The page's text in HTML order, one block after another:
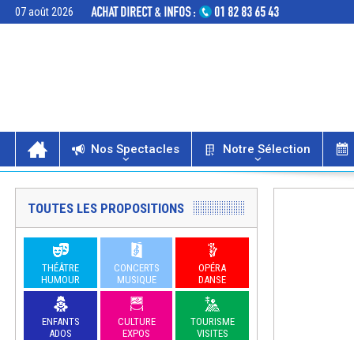
07 août 2026
Nos Spectacles Notre Sélection
TOUTES LES PROPOSITIONS
THÉÂTRE
HUMOUR
CONCERTS
MUSIQUE
OPÉRA
DANSE
ENFANTS
ADOS
CULTURE
EXPOS
TOURISME
VISITES